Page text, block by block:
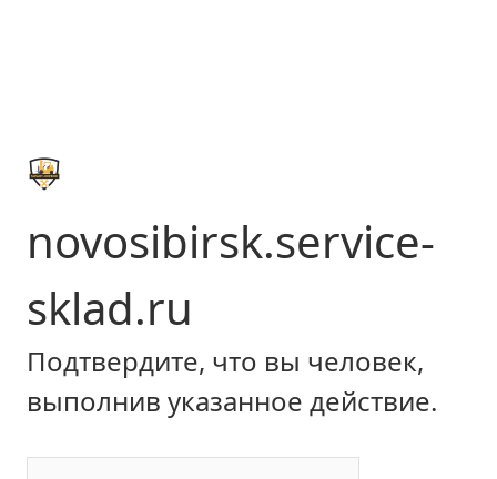
novosibirsk.service-
sklad.ru
Подтвердите, что вы человек,
выполнив указанное действие.